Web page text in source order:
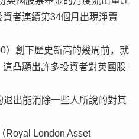
者連續第34個月出現淨賣
）創下歷史新高的幾周前，就
凸顯出許多投資者對英國股
出能消除一些人所說的對其
Royal London Asset